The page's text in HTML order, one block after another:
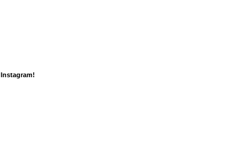
Instagram!